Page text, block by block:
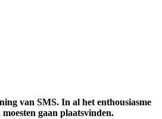
van SMS. In al het enthousiasme
gaan plaatsvinden.